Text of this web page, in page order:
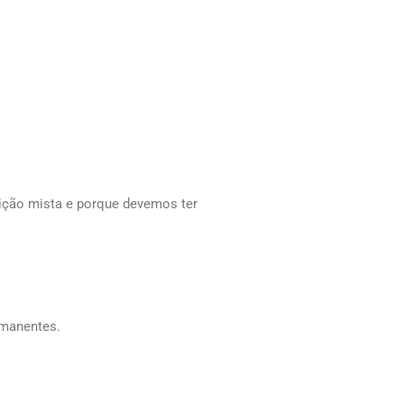
mista e porque devemos ter